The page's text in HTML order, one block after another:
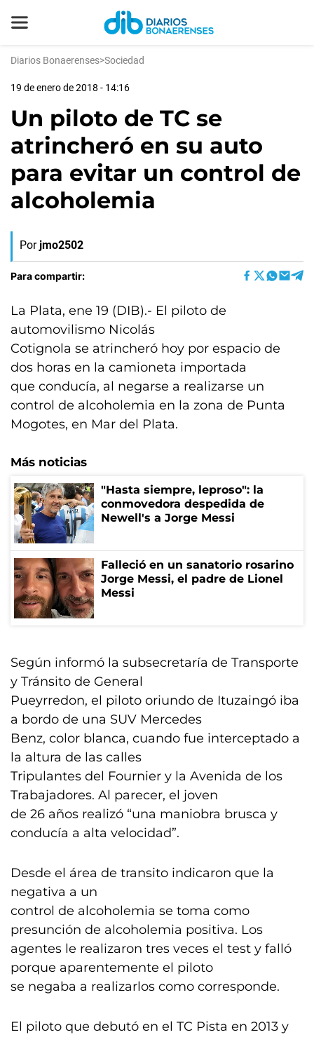
Diarios Bonaerenses>Sociedad
19 de enero de 2018 - 14:16
Un piloto de TC se
atrincheró en su auto
para evitar un control de
alcoholemia
Por jmo2502
Para compartir:
La Plata, ene 19 (DIB).- El piloto de
automovilismo Nicolás
Cotignola se atrincheró hoy por espacio de
dos horas en la camioneta importada
que conducía, al negarse a realizarse un
control de alcoholemia en la zona de Punta
Mogotes, en Mar del Plata.
Más noticias
"Hasta siempre, leproso": la
conmovedora despedida de
Newell's a Jorge Messi
Falleció en un sanatorio rosarino
Jorge Messi, el padre de Lionel
Messi
Según informó la subsecretaría de Transporte
y Tránsito de General
Pueyrredon, el piloto oriundo de Ituzaingó iba
a bordo de una SUV Mercedes
Benz, color blanca, cuando fue interceptado a
la altura de las calles
Tripulantes del Fournier y la Avenida de los
Trabajadores. Al parecer, el joven
de 26 años realizó “una maniobra brusca y
conducía a alta velocidad”.
Desde el área de transito indicaron que la
negativa a un
control de alcoholemia se toma como
presunción de alcoholemia positiva. Los
agentes le realizaron tres veces el test y falló
porque aparentemente el piloto
se negaba a realizarlos como corresponde.
El piloto que debutó en el TC Pista en 2013 y